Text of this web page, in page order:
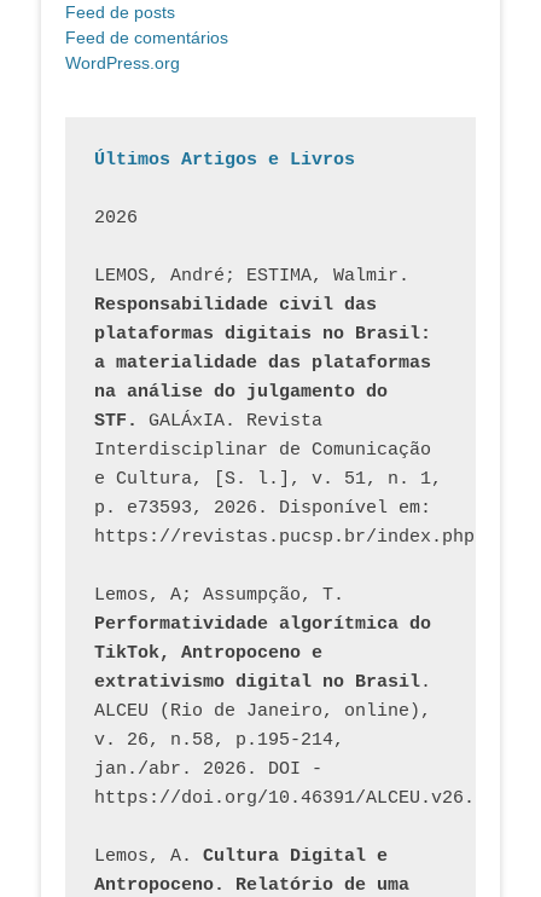
Feed de posts
Feed de comentários
WordPress.org
Últimos Artigos e Livros
2026
Responsabilidade civil das
plataformas digitais no Brasil:
a materialidade das plataformas
na análise do julgamento do
STF.
GALÁxIA. Revista
Interdisciplinar de Comunicação
e Cultura, [S. l.], v. 51, n. 1,
p. e73593, 2026. Disponível em:
Performatividade algorítmica do
TikTok, Antropoceno e
extrativismo digital no Brasil.
ALCEU (Rio de Janeiro, online),
v. 26, n.58, p.195-214,
jan./abr. 2026. DOI -
https://doi.org/10.46391/
Lemos, A. Cultura Digital e
Antropoceno. Relatório de uma